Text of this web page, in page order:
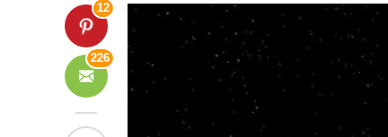
12
226